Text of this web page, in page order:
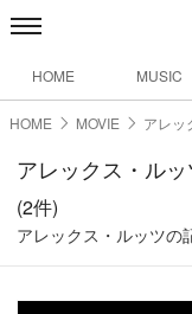
HOME MUSIC
HOME MOVIE アレッ
アレックス・ル
(2件)
アレックス・ルッツの